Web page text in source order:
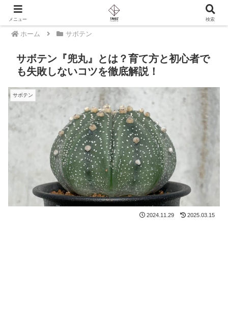
PR
ホーム サボテン
サボテン『兜丸』とは？育て方と初心者で
も失敗しないコツを徹底解説！
サボテン
2024.11.29 2025.03.15
メニュー 検索